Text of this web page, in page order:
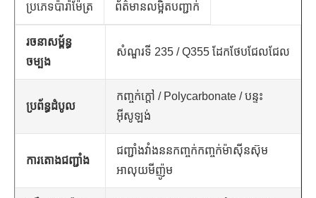
ប្រភេទប៉ារ៉ាម៉ែត្រ ព័ត៌មានលម្អិតបញ្ជាក់
រចនាសម្ព័ន្ធ
ចម្បង
សំណួរទី 235 / Q355 ដែកថែបជែលជែល
ប្រព័ន្ធដំបូល
កញ្ចក់ក្តៅ / Polycarbonate / បន្ទះ
អ៊ីសូឡង់
ការតោងជញ្ជាំង
ជញ្ជាំងវាំងននកញ្ចក់កញ្ចក់ម៉ាស៊ីនស៊ុម
អាលុយមីញ៉ូម